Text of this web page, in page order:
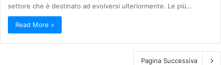
settore che è destinato ad evolversi ulteriormente. Le più…
Read More »
Pagina Successiva